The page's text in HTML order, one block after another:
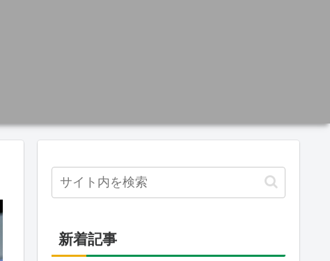
新着記事